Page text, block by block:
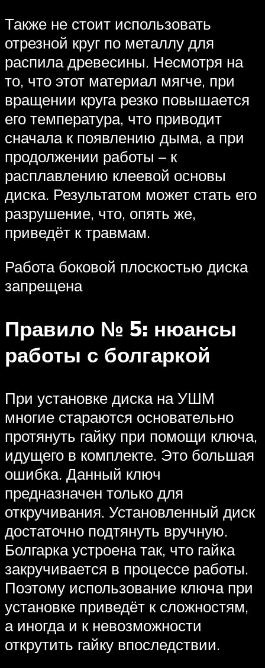
Также не стоит использовать
отрезной круг по металлу для
распила древесины. Несмотря на
то, что этот материал мягче, при
вращении круга резко повышается
его температура, что приводит
сначала к появлению дыма, а при
продолжении работы – к
расплавлению клеевой основы
диска. Результатом может стать его
разрушение, что, опять же,
приведёт к травмам.
Работа боковой плоскостью диска
запрещена
Правило № 5: нюансы
работы с болгаркой
При установке диска на УШМ
многие стараются основательно
протянуть гайку при помощи ключа,
идущего в комплекте. Это большая
ошибка. Данный ключ
предназначен только для
откручивания. Установленный диск
достаточно подтянуть вручную.
Болгарка устроена так, что гайка
закручивается в процессе работы.
Поэтому использование ключа при
установке приведёт к сложностям,
а иногда и к невозможности
открутить гайку впоследствии.